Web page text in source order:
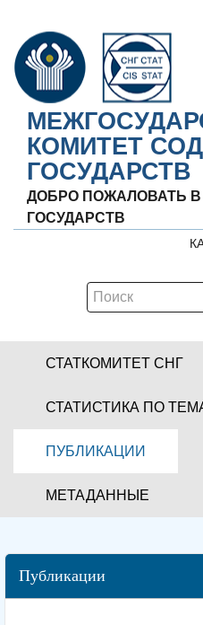
КОМИТЕТ
ГОСУДАРСТВ
ДОБРО ПОЖАЛОВАТЬ
ГОСУДАРСТВ
СТАТКОМИТЕТ СНГ
СТАТИСТИКА ПО
ПУБЛИКАЦИИ
МЕТАДАННЫЕ
Публикации